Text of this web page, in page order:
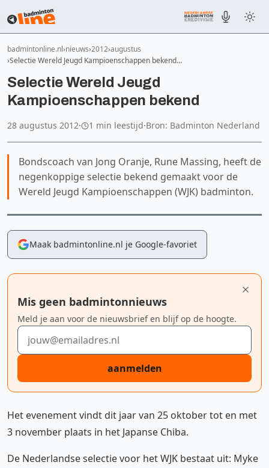
badmintonline.nl nieuws 2012 augustus
Selectie Wereld Jeugd Kampioenschappen bekend…
Selectie Wereld Jeugd
Kampioenschappen bekend
28 augustus 2012· 1 min leestijd·Bron: Badminton Nederland
Bondscoach van Jong Oranje, Rune Massing, heeft de
negenkoppige selectie bekend gemaakt voor de
Wereld Jeugd Kampioenschappen (WJK) badminton.
Maak badmintonline.nl je Google-favoriet
Mis geen badmintonnieuws
Meld je aan voor de nieuwsbrief en blijf op de hoogte.
E-mailadres
aanmelden
Het evenement vindt dit jaar van 25 oktober tot en met
3 november plaats in het Japanse Chiba.
De Nederlandse selectie voor het WJK bestaat uit: Myke